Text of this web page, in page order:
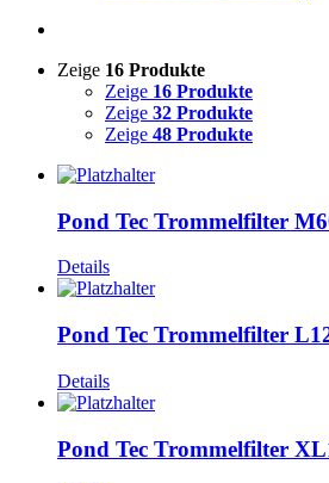
Zeige 16 Produkte
Zeige 16 Produkte
Zeige 32 Produkte
Zeige 48 Produkte
Pond Tec Trommelfilter
Details
Pond Tec Trommelfilter
Details
Pond Tec Trommelfilter